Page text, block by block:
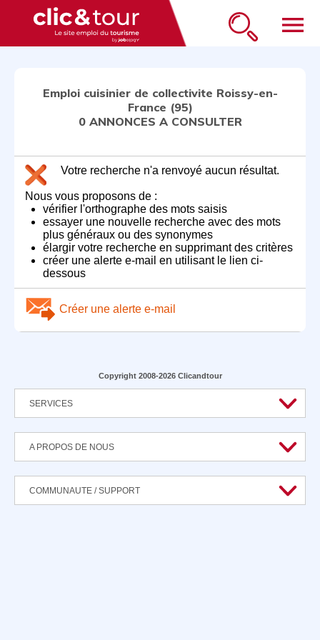
menu
Emploi cuisinier de collectivite Roissy-en-
France (95)
0 ANNONCES A CONSULTER
Votre recherche n'a renvoyé aucun résultat.
Nous vous proposons de :
vérifier l'orthographe des mots saisis
essayer une nouvelle recherche avec des mots
plus généraux ou des synonymes
élargir votre recherche en supprimant des critères
créer une alerte e-mail en utilisant le lien ci-
dessous
Créer une alerte e-mail
Copyright 2008-2026 Clicandtour
SERVICES
A PROPOS DE NOUS
COMMUNAUTE / SUPPORT